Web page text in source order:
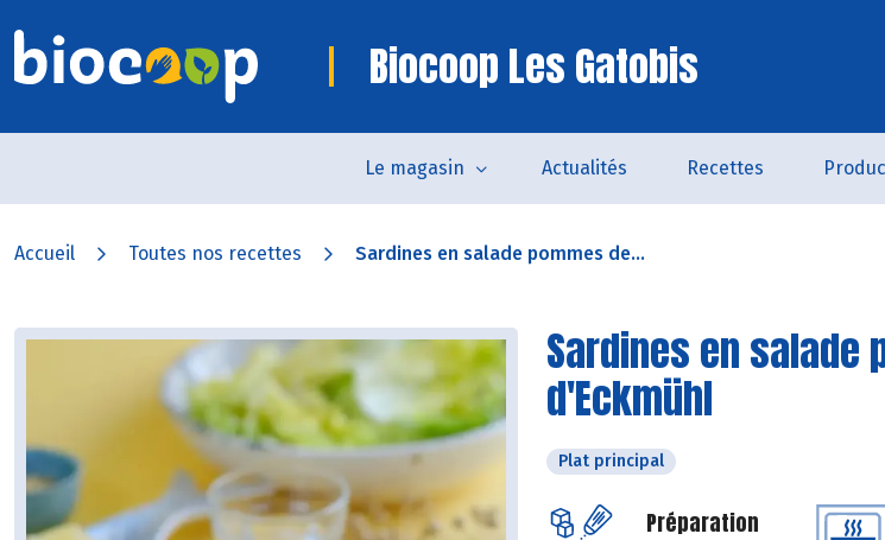
Biocoop Les Gatobis
Le magasin Actualités Recettes
Accueil Toutes nos recettes Sardines en salade pommes de...
Sardines en salade
d'Eckmühl
Plat principal
Préparation